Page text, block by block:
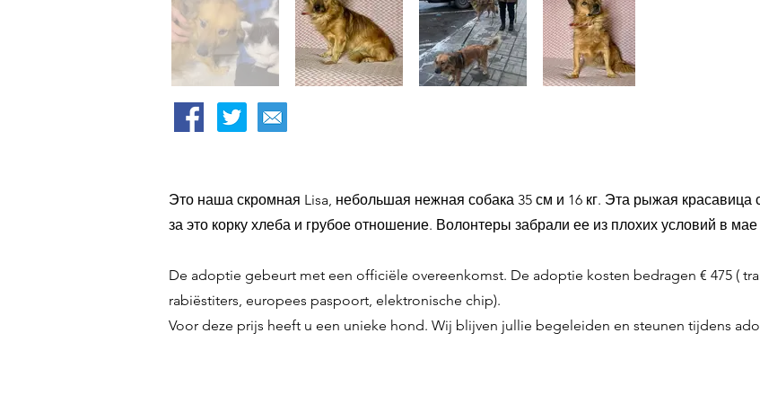
Это наша скромная Lisa, небольшая нежная собака 35 см и 16 кг. Эта рыжая красавица
за это корку хлеба и грубое отношение. Волонтеры забрали ее из плохих условий в
De adoptie gebeurt met een officiële overeenkomst. De adoptie kosten bedragen € 475 (
rabiëstiters, europees paspoort, elektronische chip).
Voor deze prijs heeft u een unieke hond. Wij blijven jullie begeleiden en steunen tijdens